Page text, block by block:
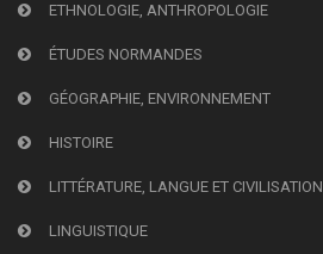
ETHNOLOGIE, ANTHROPOLOGIE
ÉTUDES NORMANDES
GÉOGRAPHIE, ENVIRONNEMENT
HISTOIRE
LITTÉRATURE, LANGUE ET CIVILISATION
LINGUISTIQUE